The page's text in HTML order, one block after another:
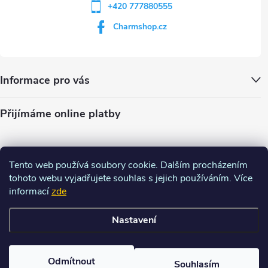
Tento web používá soubory cookie. Dalším procházením
tohoto webu vyjadřujete souhlas s jejich používáním. Více
informacízde
Nastavení
Odmítnout Souhlasím
+420 777880555
Charmshop.cz
Informace pro vás
Přijímáme online platby
nastavení cookies